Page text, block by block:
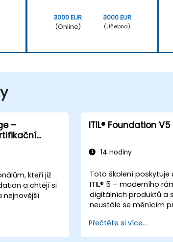
3000 EUR
(Online)
3000 EUR
(Učebna)
–
kteří již
a chtějí si
nejnovější
nové
zavedené v
ITIL® Foundation V5
14 Hodiny
Toto školení poskytuje
ITIL® 5 – moderního
digitálních produktů a
neustále se měnícím
organizace mohou
prostřednictvím
Přečtěte si více...